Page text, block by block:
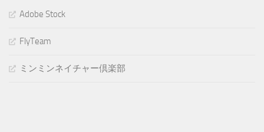
Adobe Stock
FlyTeam
ミンミンネイチャー倶楽部